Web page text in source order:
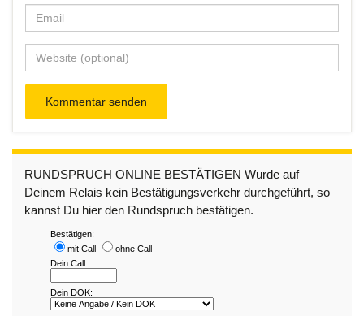
RUNDSPRUCH ONLINE BESTÄTIGEN Wurde auf
Deinem Relais kein Bestätigungsverkehr durchgeführt, so
kannst Du hier den Rundspruch bestätigen.